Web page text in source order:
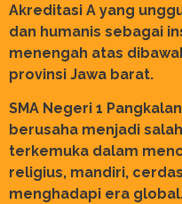
Akreditasi A yang
dan humanis sebagai
menengah atas
provinsi Jawa barat.
SMA Negeri 1
berusaha menjadi
terkemuka dalam
religius, mandiri,
menghadapi era